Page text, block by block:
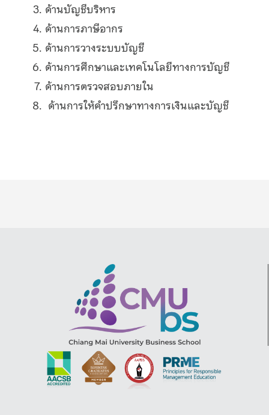
ด้านบัญชีบริหาร
ด้านการภาษีอากร
ด้านการวางระบบบัญชี
ด้านการศึกษาและเทคโนโลยีทางการบัญชี
ด้านการตรวจสอบภายใน
ด้านการให้คำปรึกษาทางการเงินและบัญชี